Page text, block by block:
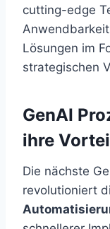
cutting-edge
Lösungen im
strategischen
GenAI
ihre
Die nächste
revolutioniert